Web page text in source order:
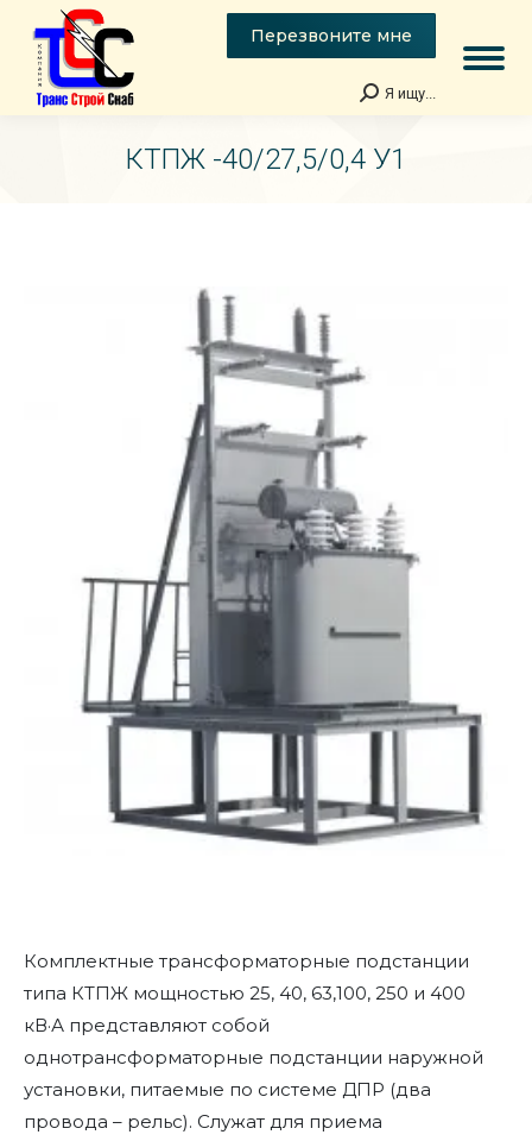
Перезвоните мне
Поиск:
Я ищу...
КТПЖ -40/27,5/0,4 У1
Комплектные трансформаторные подстанции
типа КТПЖ мощностью 25, 40, 63,100, 250 и 400
кВ·А представляют собой
однотрансформаторные подстанции наружной
установки, питаемые по системе ДПР (два
провода – рельс). Служат для приема